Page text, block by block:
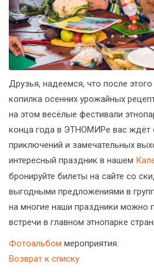
Друзья, надеемся, что после
копилка осенних урожайных
на этом весёлые фестивали
конца года в ЭТНОМИРе вас ждёт
приключений и замечательных
интересный праздник в нашем
бронируйте билеты на сайте со
выгодными предложениями в
на многие наши праздники можно
встречи в главном этнопарке
Фотоальбом мероприятия.
Возврат к списку